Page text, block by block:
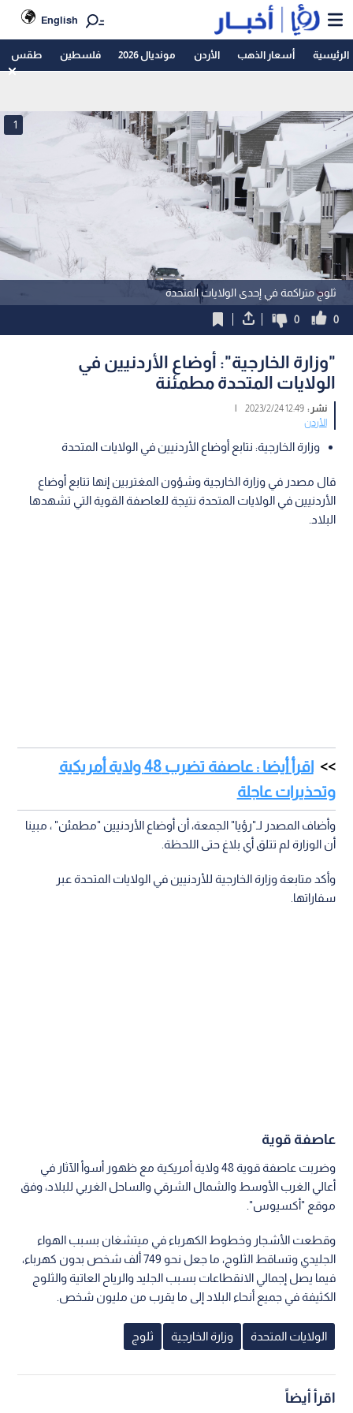
English
الرئيسية أسعار الذهب الأردن مونديال 2026 فلسطين طقس
ثلوج متراكمة في إحدى الولايات المتحدة
1
0
0
"وزارة الخارجية": أوضاع الأردنيين في
الولايات المتحدة مطمئنة
نشر :12:49 2023/2/24
|
الأردن
وزارة الخارجية: نتابع أوضاع الأردنيين في الولايات المتحدة
قال مصدر في وزارة الخارجية وشؤون المغتربين إنها تتابع أوضاع
الأردنيين في الولايات المتحدة نتيجة للعاصفة القوية التي تشهدها
البلاد.
اقرأ أيضا : عاصفة تضرب 48 ولاية أمريكية
وتحذيرات عاجلة
وأضاف المصدر لـ"رؤيا" الجمعة، أن أوضاع الأردنيين "مطمئن" ، مبينا
أن الوزارة لم تتلق أي بلاغ حتى اللحظة.
وأكد متابعة وزارة الخارجية للأردنيين في الولايات المتحدة عبر
سفاراتها.
عاصفة قوية
وضربت عاصفة قوية 48 ولاية أمريكية مع ظهور أسوأ الآثار في
أعالي الغرب الأوسط والشمال الشرقي والساحل الغربي للبلاد، وفق
موقع "أكسيوس".
وقطعت الأشجار وخطوط الكهرباء في ميتشغان بسبب الهواء
الجليدي وتساقط الثلوج، ما جعل نحو 749 ألف شخص بدون كهرباء،
فيما يصل إجمالي الانقطاعات بسبب الجليد والرياح العاتية والثلوج
الكثيفة في جميع أنحاء البلاد إلى ما يقرب من مليون شخص.
الولايات المتحدة وزارة الخارجية ثلوج
اقرأ أيضاً